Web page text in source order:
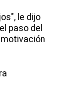
le dijo
paso del